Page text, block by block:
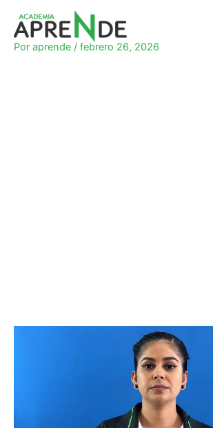
contenido
Por aprende / febrero 26, 2026